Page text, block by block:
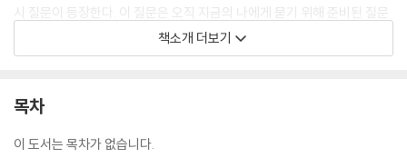
시 질문이 등장한다. 이 질문은 오직 지금의 나에게 묻기 위해 준비된 질문
들이다. 책에는 욕망, 기대, 인간관계, 고독, 인정, 행복, 고통 등 현대인이
반복해서 흔들리는 주제들이 고르게 담겨 있다. 쇼펜하우어의 문장은 위로
제시한다. 이제는 쇼펜하우어의 철학을 읽는 것에서 그치지 않고 직접 쓸
책소개 더보기
목차
이 도서는 목차가 없습니다.